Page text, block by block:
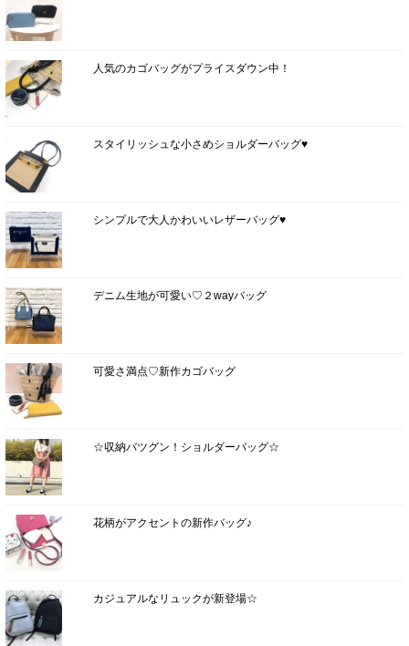
人気のカゴバッグがプライスダウン中！
スタイリッシュな小さめショルダーバッグ♥
シンプルで大人かわいいレザーバッグ♥
デニム生地が可愛い♡２wayバッグ
可愛さ満点♡新作カゴバッグ
☆収納バツグン！ショルダーバッグ☆
花柄がアクセントの新作バッグ♪
カジュアルなリュックが新登場☆